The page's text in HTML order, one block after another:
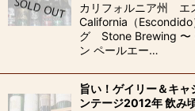
カリフォルニア州 エ
California（
グ Stone Brewing 〜
ン ペールエー…
旨い！ゲイリー＆キャ
ンテージ2012年 飲み